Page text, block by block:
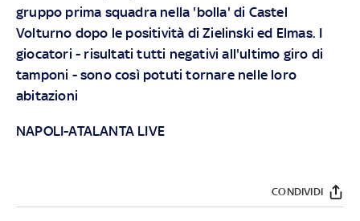
gruppo prima squadra nella 'bolla' di Castel
Volturno dopo le positività di Zielinski ed Elmas. I
giocatori - risultati tutti negativi all'ultimo giro di
tamponi - sono così potuti tornare nelle loro
abitazioni
NAPOLI-ATALANTA LIVE
CONDIVIDI